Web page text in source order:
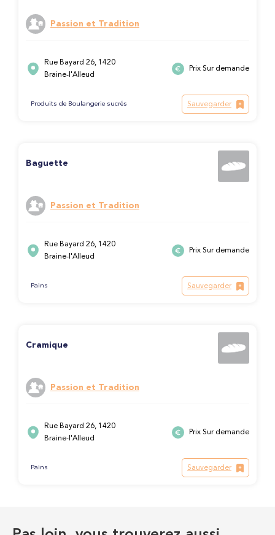
Passion et Tradition
Rue Bayard 26, 1420
Braine-l'Alleud
Prix Sur demande
Produits de Boulangerie sucrés Sauvegarder
Baguette
Passion et Tradition
Rue Bayard 26, 1420
Braine-l'Alleud
Prix Sur demande
Pains Sauvegarder
Cramique
Passion et Tradition
Rue Bayard 26, 1420
Braine-l'Alleud
Prix Sur demande
Pains Sauvegarder